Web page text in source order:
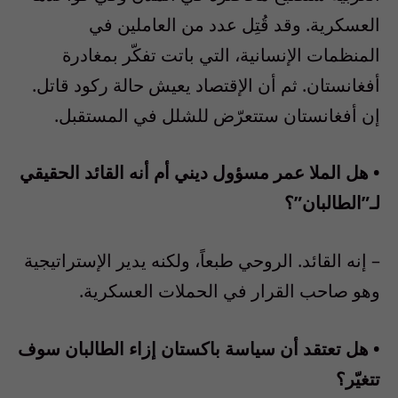
العسكرية. وقد قُتِل عدد من العاملين في
المنظمات الإنسانية، التي باتت تفكّر بمغادرة
أفغانستان. ثم أن الإقتصاد يعيش حالة ركود قاتل.
إن أفغانستان ستتعرّض للشلل في المستقبل.
• هل الملا عمر مسؤول ديني أم أنه القائد الحقيقي
لـ”الطالبان”؟
– إنه القائد. الروحي طبعاً، ولكنه يدير الإستراتيجية
وهو صاحب القرار في الحملات العسكرية.
• هل تعتقد أن سياسة باكستان إزاء الطالبان سوف
تتغيّر؟